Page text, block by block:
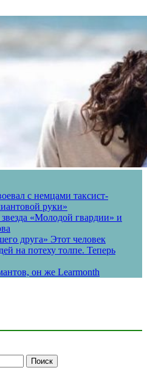
с немцами таксист-
руки»
звезда «Молодой гвардии» и
друга» Этот человек
на потеху толпе. Теперь
он же Learmonth